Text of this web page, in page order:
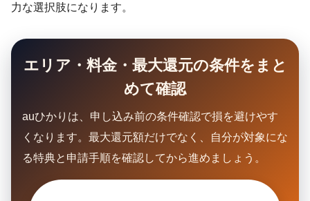
力な選択肢になります。
エリア・料金・最大還元の条件をまと
めて確認
auひかりは、申し込み前の条件確認で損を避けやす
くなります。最大還元額だけでなく、自分が対象にな
る特典と申請手順を確認してから進めましょう。